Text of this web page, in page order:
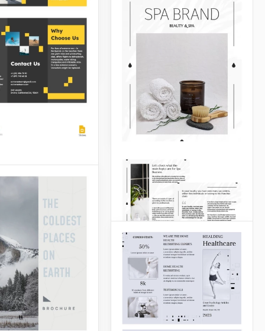
de Viagem
descanso tem
diferente.
alguns preferem
sofá e assistir
dão
aos esportes
Um folheto de imóveis de
três dobras bem-sucedido
deve se parecer com isso.
vez que vender
propriedades não é sobre
diversão e criatividade.
Google Docs